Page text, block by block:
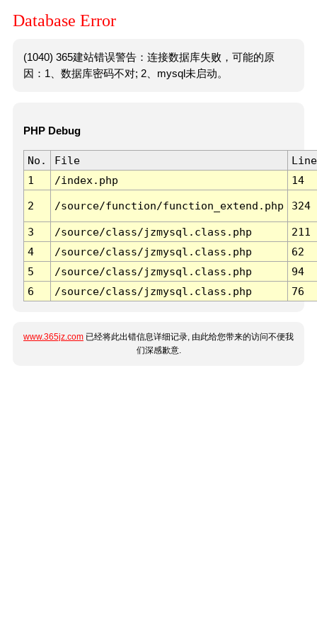
Database Error
(1040) 365建站错误警告：连接数据库失败，可能的原
因：1、数据库密码不对; 2、mysql未启动。
PHP Debug
No. File
Line
1
/index.php 14
2 /source/function/function_extend.php 324
3 /source/class/jzmysql.class.php
211
4
/source/class/jzmysql.class.php
62
5
/source/class/jzmysql.class.php
94
6
/source/class/jzmysql.class.php 76
www.365jz.com 已经将此出错信息详细记录, 由此给您带来的访问不便我
们深感歉意.